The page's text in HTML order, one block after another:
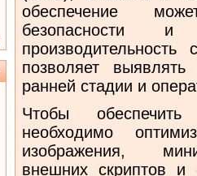
обеспечение
безопасности
производительность
позволяет
ранней стадии и
Чтобы
необходимо
изображения,
внешних скриптов и